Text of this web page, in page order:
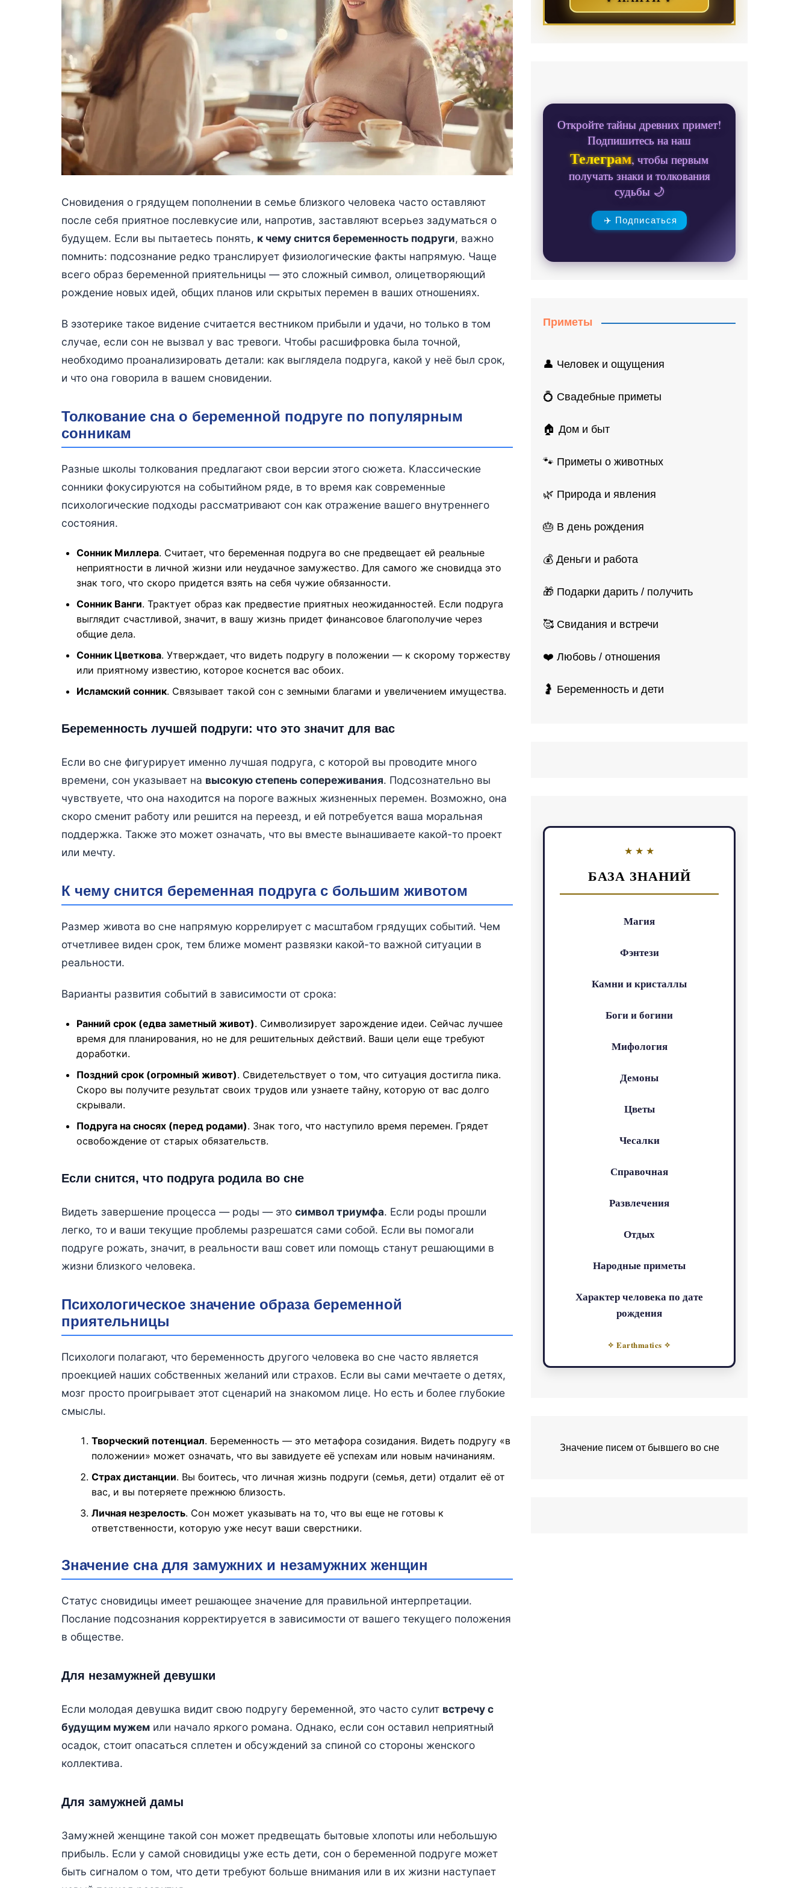
Сновидения о грядущем пополнении в семье близкого человека часто оставляют
после себя приятное послевкусие или, напротив, заставляют всерьез задуматься о
будущем. Если вы пытаетесь понять, к чему снится беременность подруги, важно
помнить: подсознание редко транслирует физиологические факты напрямую. Чаще
всего образ беременной приятельницы — это сложный символ, олицетворяющий
рождение новых идей, общих планов или скрытых перемен в ваших отношениях.
В эзотерике такое видение считается вестником прибыли и удачи, но только в том
случае, если сон не вызвал у вас тревоги. Чтобы расшифровка была точной,
необходимо проанализировать детали: как выглядела подруга, какой у неё был срок,
и что она говорила в вашем сновидении.
Толкование сна о беременной подруге по популярным
сонникам
Разные школы толкования предлагают свои версии этого сюжета. Классические
сонники фокусируются на событийном ряде, в то время как современные
психологические подходы рассматривают сон как отражение вашего внутреннего
состояния.
Сонник Миллера. Считает, что беременная подруга во сне предвещает ей реальные
неприятности в личной жизни или неудачное замужество. Для самого же сновидца это
знак того, что скоро придется взять на себя чужие обязанности.
Сонник Ванги. Трактует образ как предвестие приятных неожиданностей. Если подруга
выглядит счастливой, значит, в вашу жизнь придет финансовое благополучие через
общие дела.
Сонник Цветкова. Утверждает, что видеть подругу в положении — к скорому торжеству
или приятному известию, которое коснется вас обоих.
Исламский сонник. Связывает такой сон с земными благами и увеличением имущества.
Беременность лучшей подруги: что это значит для вас
Если во сне фигурирует именно лучшая подруга, с которой вы проводите много
времени, сон указывает на высокую степень сопереживания. Подсознательно вы
чувствуете, что она находится на пороге важных жизненных перемен. Возможно, она
скоро сменит работу или решится на переезд, и ей потребуется ваша моральная
поддержка. Также это может означать, что вы вместе вынашиваете какой-то проект
или мечту.
К чему снится беременная подруга с большим животом
Размер живота во сне напрямую коррелирует с масштабом грядущих событий. Чем
отчетливее виден срок, тем ближе момент развязки какой-то важной ситуации в
реальности.
Варианты развития событий в зависимости от срока:
Ранний срок (едва заметный живот). Символизирует зарождение идеи. Сейчас лучшее
время для планирования, но не для решительных действий. Ваши цели еще требуют
доработки.
Поздний срок (огромный живот). Свидетельствует о том, что ситуация достигла пика.
Скоро вы получите результат своих трудов или узнаете тайну, которую от вас долго
скрывали.
Подруга на сносях (перед родами). Знак того, что наступило время перемен. Грядет
освобождение от старых обязательств.
Если снится, что подруга родила во сне
Видеть завершение процесса — роды — это символ триумфа. Если роды прошли
легко, то и ваши текущие проблемы разрешатся сами собой. Если вы помогали
подруге рожать, значит, в реальности ваш совет или помощь станут решающими в
жизни близкого человека.
Психологическое значение образа беременной
приятельницы
Психологи полагают, что беременность другого человека во сне часто является
проекцией наших собственных желаний или страхов. Если вы сами мечтаете о детях,
мозг просто проигрывает этот сценарий на знакомом лице. Но есть и более глубокие
смыслы.
Творческий потенциал. Беременность — это метафора созидания. Видеть подругу «в
положении» может означать, что вы завидуете её успехам или новым начинаниям.
Страх дистанции. Вы боитесь, что личная жизнь подруги (семья, дети) отдалит её от
вас, и вы потеряете прежнюю близость.
Личная незрелость. Сон может указывать на то, что вы еще не готовы к
ответственности, которую уже несут ваши сверстники.
Значение сна для замужних и незамужних женщин
Статус сновидицы имеет решающее значение для правильной интерпретации.
Послание подсознания корректируется в зависимости от вашего текущего положения
в обществе.
Для незамужней девушки
Если молодая девушка видит свою подругу беременной, это часто сулит встречу с
будущим мужем или начало яркого романа. Однако, если сон оставил неприятный
осадок, стоит опасаться сплетен и обсуждений за спиной со стороны женского
коллектива.
Для замужней дамы
Замужней женщине такой сон может предвещать бытовые хлопоты или небольшую
прибыль. Если у самой сновидицы уже есть дети, сон о беременной подруге может
быть сигналом о том, что дети требуют больше внимания или в их жизни наступает
Откройте тайны древних примет!
Подпишитесь на наш
Телеграм, чтобы первым
получать знаки и толкования
судьбы 🌙
✈️ Подписаться
Приметы
👤 Человек и ощущения
💍 Свадебные приметы
🏠 Дом и быт
🐾 Приметы о животных
🌿 Природа и явления
🎂 В день рождения
💰 Деньги и работа
🎁 Подарки дарить / получить
🥰 Свидания и встречи
❤️ Любовь / отношения
🤰 Беременность и дети
БАЗА ЗНАНИЙ
Магия
Фэнтези
Камни и кристаллы
Боги и богини
Мифология
Демоны
Цветы
Чесалки
Справочная
Развлечения
Отдых
Народные приметы
Характер человека по дате
рождения
✧ Earthmatics ✧
Значение писем от бывшего во сне